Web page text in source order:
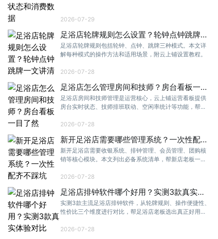
2026-07-29
足浴店轮牌规则怎么设置？轮钟点钟跳牌一
文讲清
足浴店轮牌规则包括轮钟、点钟、跳牌三种模式。本文详
解每种模式的操作方法和适用场景，附云上铺设置教程。
2026-07-28
足浴店怎么管理房间和技师？房台看板一目
了然
足浴店房间和技师管理是运营核心，云上铺运营看板提供
房台实时状态、技师排班联动、空闲率统计等功能，帮门
2026-07-28
新开足浴店需要哪些管理系统？一次性配齐
不踩坑
新开足浴店需要收银系统、排钟管理、会员管理、团购核
销等核心模块。本文列出必备系统清单，帮新店老板一次
2026-07-28
足浴店排钟软件哪个好用？实测3款真实体
验对比
实测3款主流足浴店排钟软件，从轮牌规则、操作便捷性、
性价比三个维度进行对比，帮足浴店老板选出真正好用的
2026-07-28